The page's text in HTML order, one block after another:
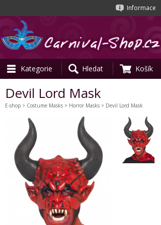
Informace
Kategorie Hledat Košík
Devil Lord Mask
E-shop > Costume Masks > Horror Masks > Devil Lord Mask